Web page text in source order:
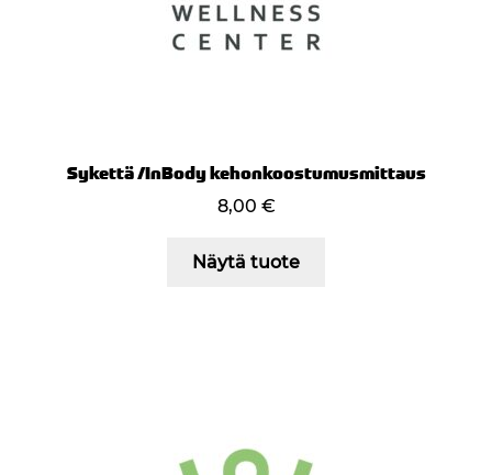
Sykettä /InBody kehonkoostumusmittaus
8,00 €
Näytä tuote